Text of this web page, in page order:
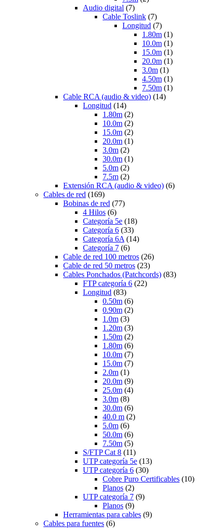
Audio digital (7)
Cable Toslink (7)
Longitud (7)
1.80m (1)
10.0m (1)
15.0m (1)
20.0m (1)
3.0m (1)
4.50m (1)
7.50m (1)
Cable RCA (audio & video) (14)
Longitud (14)
1.80m (2)
10.0m (2)
15.0m (2)
20.0m (1)
3.0m (2)
30.0m (1)
5.0m (2)
7.5m (2)
Extensión RCA (audio & video) (6)
Cables de red (169)
Bobinas de red (77)
4 Hilos (6)
Categoría 5e (18)
Categoría 6 (33)
Categoría 6A (14)
Categoría 7 (6)
Cable de red 100 metros (26)
Cable de red 50 metros (23)
Cables Ponchados (Patchcords) (83)
FTP categoría 6 (22)
Longitud (83)
0.50m (6)
0.90m (2)
1.0m (3)
1.20m (3)
1.50m (2)
1.80m (6)
10.0m (7)
15.0m (7)
2.0m (1)
20.0m (9)
25.0m (4)
3.0m (8)
30.0m (6)
40.0 m (2)
5.0m (6)
50.0m (6)
7.50m (5)
S/FTP Cat 8 (11)
UTP categoría 5e (13)
UTP categoría 6 (30)
Cobre Puro Certificables (10)
Planos (2)
UTP categoría 7 (9)
Planos (9)
Herramientas para cables (9)
Cables para fuentes (6)